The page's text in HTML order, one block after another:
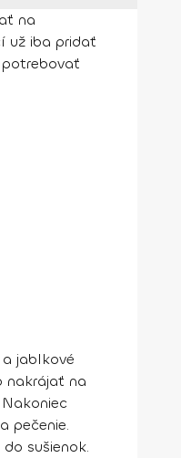
na
už iba pridať
jablkové
nakrájať na
pečenie.
sušienok.